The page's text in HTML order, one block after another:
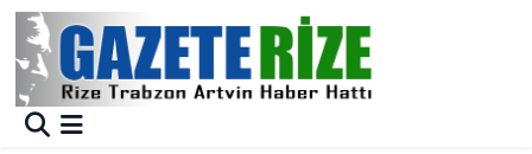
BÖLGEMİZ
Merkez Nöbetçi Eczaneler